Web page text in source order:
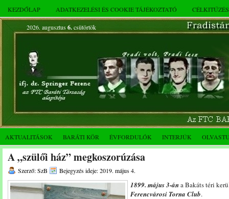
KEZDŐLAP ADATKEZELÉSI ÉS COOKIE TÁJÉKOZTATÓ
2026. augusztus 6.csütörtök
AKTUALITÁSOK BARÁTI KÖR ÉVFORDULÓK INTERJÚK
A „szülői ház” megkoszorúzása
Szerző: SzB Bejegyzés ideje: 2019. május 4.
1899. május 3-ána Bakáts téri
Ferencvárosi Torna Club.